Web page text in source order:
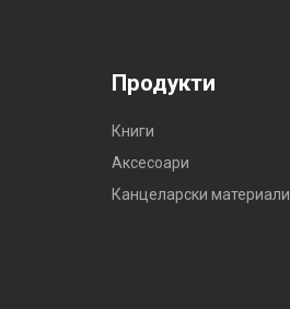
Продукти
Книги
Аксесоари
Канцеларски материали